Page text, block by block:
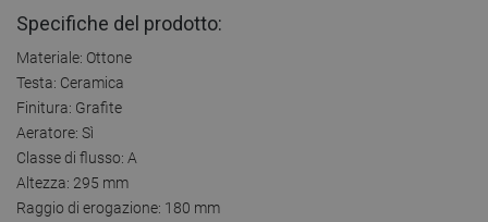
Specifiche del prodotto:
Materiale: Ottone
Testa: Ceramica
Finitura: Grafite
Aeratore: Sì
Classe di flusso: A
Altezza: 295 mm
Raggio di erogazione: 180 mm